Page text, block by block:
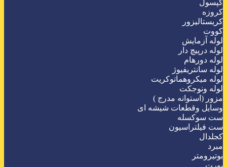
کپسول
کروزه
کریستالیزور
کووت
لوله آزمایش
لوله درپیچ دار
لوله دورهام
لوله سانتریفیوژ
لوله میکروهماتوکریت
لوله ونوجکت
مزور (استوانه مدرج )
وسایل وقطعات شیشه ای
ست سوکسله
ست فیلتراسیون
کجلدال
مبرد
بوتیرومتر
بورت